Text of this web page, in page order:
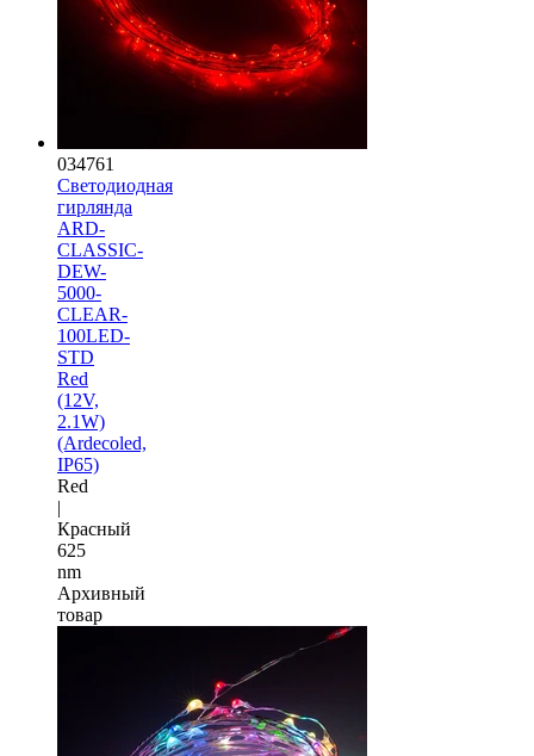
034761
Светодиодная
гирлянда
ARD-
CLASSIC-
DEW-
5000-
CLEAR-
100LED-
STD
Red
(12V,
2.1W)
(Ardecoled,
IP65)
Red
|
Красный
625
nm
Архивный
товар